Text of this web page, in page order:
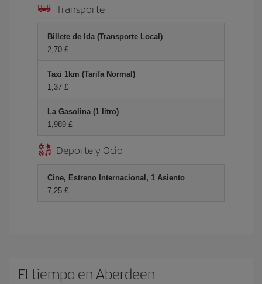
Transporte
Billete de Ida (Transporte Local)
2,70 £
Taxi 1km (Tarifa Normal)
1,37 £
La Gasolina (1 litro)
1,989 £
Deporte y Ocio
Cine, Estreno Internacional, 1 Asiento
7,25 £
El tiempo en Aberdeen